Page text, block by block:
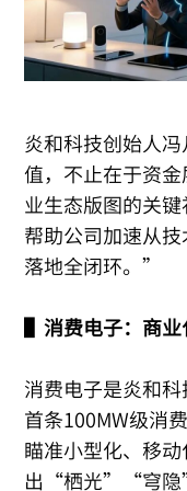
炎和科技创始人
值，不止在于资
业生态版图的关
帮助公司加速从
落地全闭环。”
▌消费电子：商业
消费电子是炎和
首条100MW级消
瞄准小型化、移
出“栖光”“穹隐